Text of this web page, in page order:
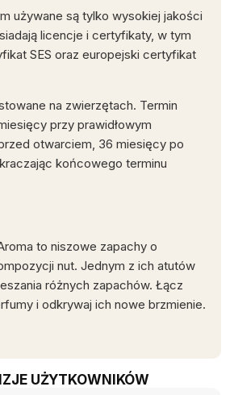
używane są tylko wysokiej jakości
licencje i certyfikaty, w tym
SES oraz europejski certyfikat
na zwierzętach. Termin
przy prawidłowym
otwarciem, 36 miesięcy po
końcowego terminu
to niszowe zapachy o
nut. Jednym z ich atutów
różnych zapachów. Łącz
i odkrywaj ich nowe brzmienie.
UŻYTKOWNIKÓW